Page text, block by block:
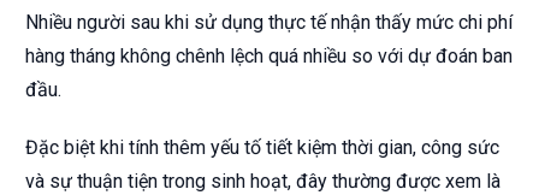
Nhiều người sau khi sử dụng thực tế nhận thấy mức chi phí
hàng tháng không chênh lệch quá nhiều so với dự đoán ban
đầu.
Đặc biệt khi tính thêm yếu tố tiết kiệm thời gian, công sức
và sự thuận tiện trong sinh hoạt, đây thường được xem là